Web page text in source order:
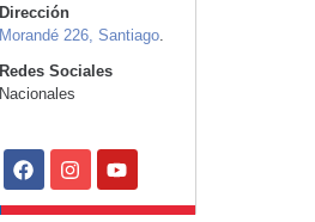
Dirección
Morandé 226, Santiago.
Redes Sociales
Nacionales